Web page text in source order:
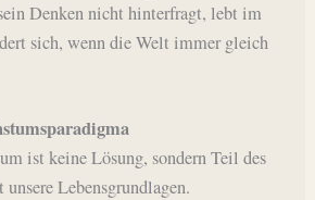
Denken nicht hinterfragt, lebt im
sich, wenn die Welt immer gleich
ist keine Lösung, sondern Teil des
Lebensgrundlagen.